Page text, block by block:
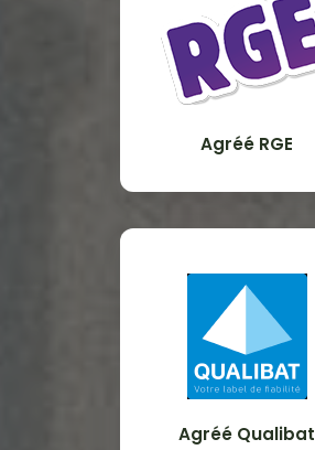
Agréé RGE
Agréé Qualibat